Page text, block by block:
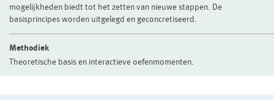
mogelijkheden biedt tot het zetten van nieuwe stappen. De
basisprincipes worden uitgelegd en geconcretiseerd.
Methodiek
Theoretische basis en interactieve oefenmomenten.